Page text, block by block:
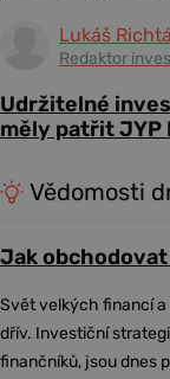
Lukáš
Redaktor
Udržitelné
měly patřit JYP
Vědomosti
Jak obchodovat
Svět velkých financí
dřív. Investiční
finančníků, jsou dnes